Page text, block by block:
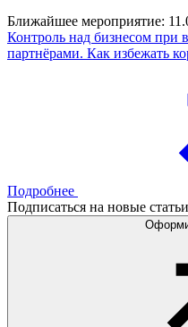
Ближайшее мероприятие:
Контроль над бизнесом при
партнёрами. Как избежать
Подробнее
Подписаться на новые статьи